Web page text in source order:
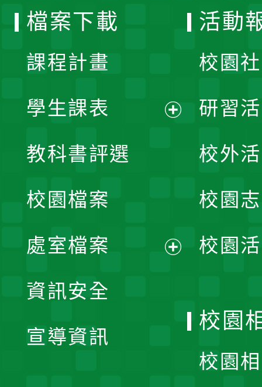
檔案下載
課程計畫
學生課表
單
教科書評選
校園檔案
處室檔案
資訊安全
宣導資訊
活動
校園
研習
校外
校園
校園
校園
校園